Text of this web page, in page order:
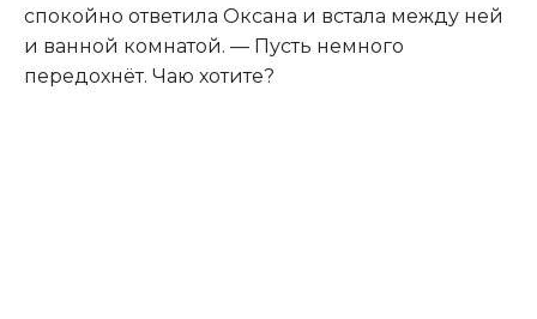
спокойно ответила Оксана и встала между ней
и ванной комнатой. — Пусть немного
передохнёт. Чаю хотите?